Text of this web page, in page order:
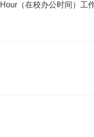
（在校办公时间）工